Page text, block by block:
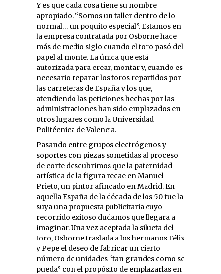
Y es que cada cosa tiene su nombre
apropiado. “Somos un taller dentro de lo
normal… un poquito especial”. Estamos en
la empresa contratada por Osborne hace
más de medio siglo cuando el toro pasó del
papel al monte. La única que está
autorizada para crear, montar y, cuando es
necesario reparar los toros repartidos por
las carreteras de España y los que,
atendiendo las peticiones hechas por las
administraciones han sido emplazados en
otros lugares como la Universidad
Politécnica de Valencia.
Pasando entre grupos electrógenos y
soportes con piezas sometidas al proceso
de corte descubrimos que la paternidad
artística de la figura recae en Manuel
Prieto, un pintor afincado en Madrid. En
aquella España de la década de los 50 fue la
suya una propuesta publicitaria cuyo
recorrido exitoso dudamos que llegara a
imaginar. Una vez aceptada la silueta del
toro, Osborne traslada a los hermanos Félix
y Pepe el deseo de fabricar un cierto
número de unidades “tan grandes como se
pueda” con el propósito de emplazarlas en